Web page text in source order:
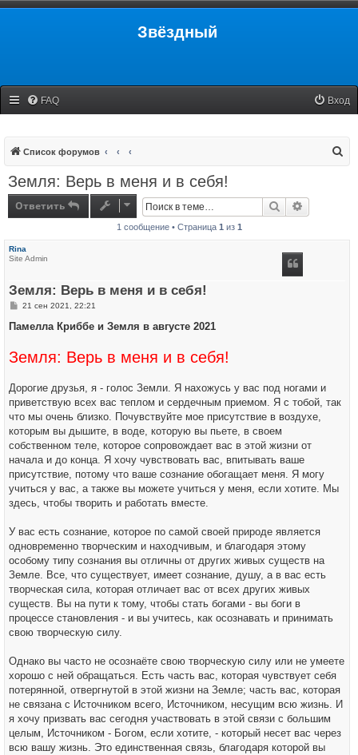
Звёздный
FAQ Вход
Список форумов
Земля: Верь в меня и в себя!
Ответить Поиск
1 сообщение • Страница 1 из 1
Rina
Site Admin
Земля: Верь в меня и в себя!
С
о
е
н
21 сен 2021, 22:21
Памелла Криббе и Земля в августе 2021
Земля: Верь в меня и в себя!
Дорогие друзья, я - голос Земли. Я нахожусь у вас под ногами и
приветствую всех вас теплом и сердечным приемом. Я с тобой, так
что мы очень близко. Почувствуйте мое присутствие в воздухе,
которым вы дышите, в воде, которую вы пьете, в своем
собственном теле, которое сопровождает вас в этой жизни от
начала и до конца. Я хочу чувствовать вас, впитывать ваше
присутствие, потому что ваше сознание обогащает меня. Я могу
учиться у вас, а также вы можете учиться у меня, если хотите. Мы
здесь, чтобы творить и работать вместе.
У вас есть сознание, которое по самой своей природе является
одновременно творческим и находчивым, и благодаря этому
особому типу сознания вы отличны от других живых существ на
Земле. Все, что существует, имеет сознание, душу, а в вас есть
творческая сила, которая отличает вас от всех других живых
существ. Вы на пути к тому, чтобы стать богами - вы боги в
процессе становления - и вы учитесь, как осознавать и принимать
свою творческую силу.
Однако вы часто не осознаёте свою творческую силу или не умеете
хорошо с ней обращаться. Есть часть вас, которая чувствует себя
потерянной, отвергнутой в этой жизни на Земле; часть вас, которая
не связана с Источником всего, Источником, несущим всю жизнь. И
я хочу призвать вас сегодня участвовать в этой связи с большим
целым, Источником - Богом, если хотите, - который несет вас через
всю вашу жизнь. Это единственная связь, благодаря которой вы